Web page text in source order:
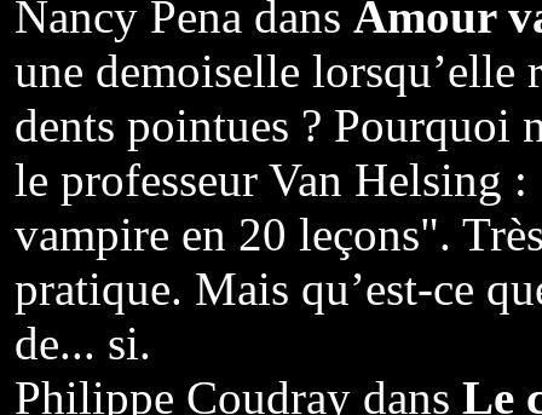
Nancy Pena dans Amour
une demoiselle lorsqu’elle
dents pointues ? Pourquoi
le professeur Van Helsing :
vampire en 20 leçons".
pratique. Mais qu’est-ce
de... si.
Philippe Coudray dans Le